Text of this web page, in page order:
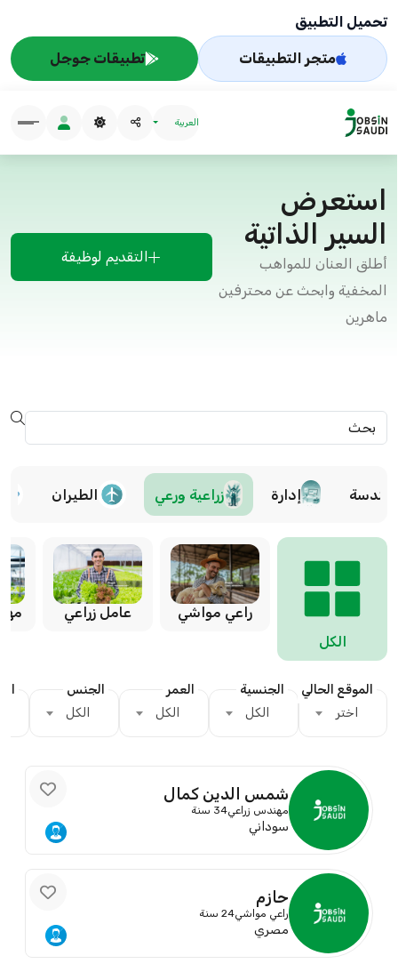
تحميل التطبيق
متجر التطبيقات تطبيقات جوجل
العربية
استعرض
السير الذاتية
أطلق العنان للمواهب
المخفية وابحث عن محترفين
ماهرين
التقديم لوظيفة
هندسة إدارة زراعية ورعي الطيران
الكل
راعي مواشي عامل زراعي
الموقع الحالي
اختر
الجنسية
الكل
العمر
الكل
الجنس
الكل
شمس الدين كمال
مهندس زراعي34 سنة
سوداني
حازم
راعي مواشي24 سنة
مصري